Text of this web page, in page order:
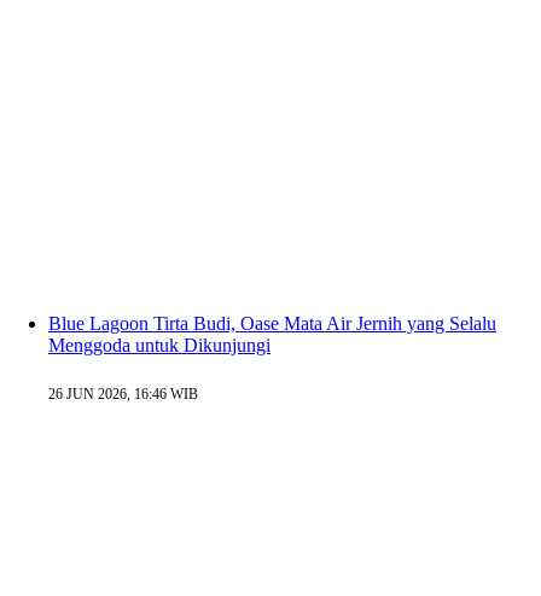
Blue Lagoon Tirta Budi, Oase Mata Air Jernih yang Selalu
Menggoda untuk Dikunjungi
26 JUN 2026, 16:46 WIB